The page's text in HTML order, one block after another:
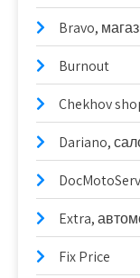
Bravo,
Burnout
Chekhov
Dariano,
Extra,
Fix Price